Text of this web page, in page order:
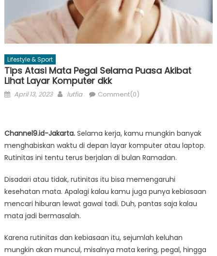
Lifestyle & Sport
Tips Atasi Mata Pegal Selama Puasa Akibat
Lihat Layar Komputer dkk
Posted
April 13, 2023 Author
lutfia Comment(0)
Channel9.id-Jakarta.Selama kerja, kamu mungkin banyak
menghabiskan waktu di depan layar komputer atau laptop.
Rutinitas ini tentu terus berjalan di bulan Ramadan.
Disadari atau tidak, rutinitas itu bisa memengaruhi
kesehatan mata. Apalagi kalau kamu juga punya kebiasaan
mencari hiburan lewat gawai tadi. Duh, pantas saja kalau
mata jadi bermasalah.
Karena rutinitas dan kebiasaan itu, sejumlah keluhan
mungkin akan muncul, misalnya mata kering, pegal, hingga